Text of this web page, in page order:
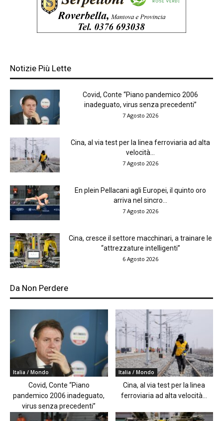
Notizie Più Lette
Covid, Conte “Piano pandemico 2006
inadeguato, virus senza precedenti”
7 Agosto 2026
Cina, al via test per la linea ferroviaria ad alta
velocità...
7 Agosto 2026
En plein Pellacani agli Europei, il quinto oro
arriva nel sincro...
7 Agosto 2026
Cina, cresce il settore macchinari, a trainare le
“attrezzature intelligenti”
6 Agosto 2026
Da Non Perdere
Italia / Mondo
Covid, Conte “Piano
pandemico 2006 inadeguato,
virus senza precedenti”
Italia / Mondo
Cina, al via test per la linea
ferroviaria ad alta velocità...